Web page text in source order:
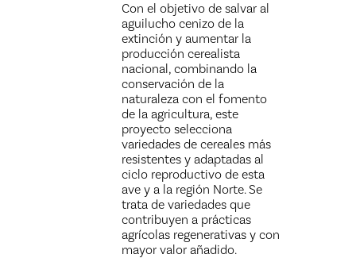
Con el objetivo de salvar al
aguilucho cenizo de la
extinción y aumentar la
producción cerealista
nacional, combinando la
conservación de la
naturaleza con el fomento
de la agricultura, este
proyecto selecciona
variedades de cereales más
resistentes y adaptadas al
ciclo reproductivo de esta
ave y a la región Norte. Se
trata de variedades que
contribuyen a prácticas
agrícolas regenerativas y con
mayor valor añadido.